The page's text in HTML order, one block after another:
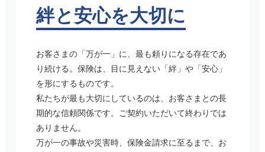
絆と安心を大切に
お客さまの「万が一」に、最も頼りになる存在であ
り続ける。保険は、目に見えない「絆」や「安心」
を形にするものです。
私たちが最も大切にしているのは、お客さまとの長
期的な信頼関係です。ご契約いただいて終わりでは
ありません。
万が一の事故や災害時、保険金請求に至るまで、お